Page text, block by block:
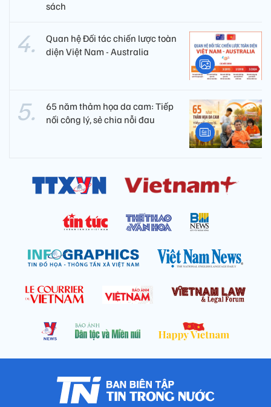
sách
Quan hệ Đối tác chiến lược toàn
diện Việt Nam - Australia
65 năm thảm họa da cam: Tiếp
nối công lý, sẻ chia nỗi đau